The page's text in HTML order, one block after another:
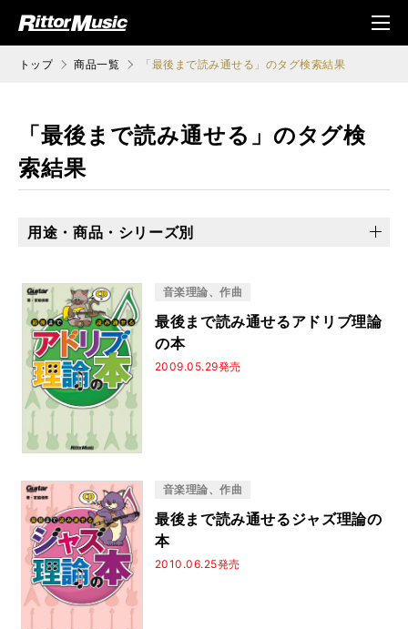
ジック (Rittor Musi
メニ
ュ
トップ 商品一覧 「最後まで読み通せる」のタグ検索結果
「最後まで読み通せる」のタグ検
索結果
用途・商品・シリーズ別
プレミアム・セレクション
できるシリーズ
Songs magazine
ジャズ・スタンダード・バイブル・シリーズ
バンドリ！
演奏能力開発エクササイズ
DVD＆CDでよくわかる！
かんたんウクレレ
うまくなる理由ヘタな理由
Guitar magazine Archives
3年後、確実に弾ける
ひたすら弾くだけ！
シティ・ポップ
歌詞の本棚
なんちゃって
ミッシング・ピーシズ
プレイヤーズ・ブック
坂本龍一
忌野清志郎
よくわかるシリーズ
音楽理論、作曲
最後まで読み通せるアドリブ理論
の本
2009.05.29発売
音楽理論、作曲
最後まで読み通せるジャズ理論の
本
2010.06.25発売